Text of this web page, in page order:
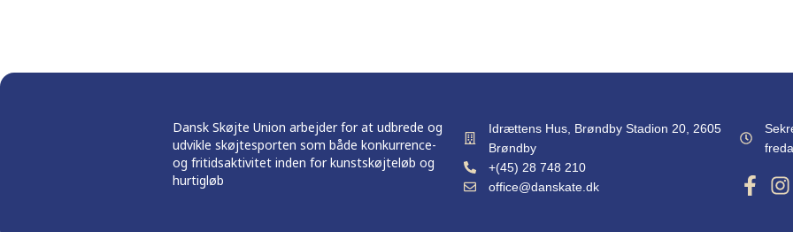
Dansk Skøjte Union arbejder for at udbrede og
udvikle skøjtesporten som både konkurrence-
og fritidsaktivitet inden for kunstskøjteløb og
hurtigløb
Idrættens Hus, Brøndby Stadion 20, 2605
Brøndby
+(45) 28 748 210
office@danskate.dk